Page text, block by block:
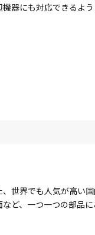
器にも対応できるよう
世界でも人気が高い
ど、一つ一つの部品に